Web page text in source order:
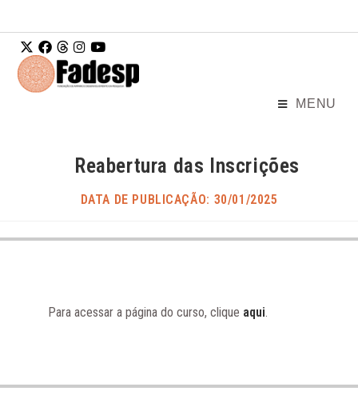
conteúdo
MENU
Reabertura das Inscrições
DATA DE PUBLICAÇÃO: 30/01/2025
Para acessar a página do curso, clique aqui.